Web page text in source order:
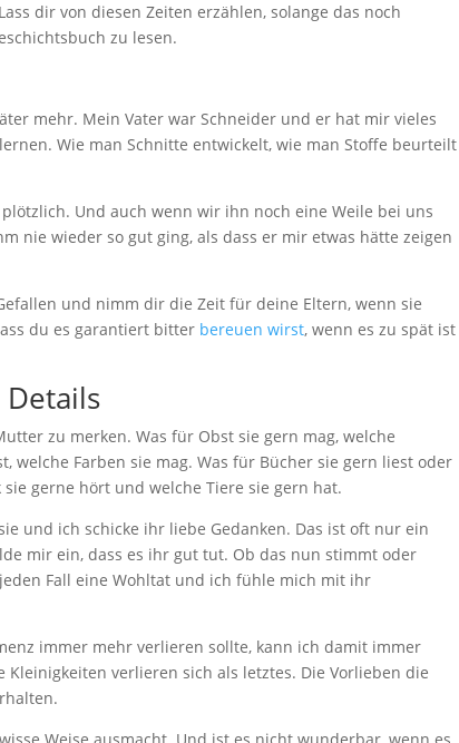
dir von diesen Zeiten erzählen, solange das noch
zu lesen.
mehr. Mein Vater war Schneider und er hat mir vieles
Wie man Schnitte entwickelt, wie man Stoffe beurteilt
Und auch wenn wir ihn noch eine Weile bei uns
nie wieder so gut ging, als dass er mir etwas hätte zeigen
und nimm dir die Zeit für deine Eltern, wenn sie
du es garantiert bitter bereuen wirst, wenn es zu spät ist
zu merken. Was für Obst sie gern mag, welche
welche Farben sie mag. Was für Bücher sie gern liest oder
gerne hört und welche Tiere sie gern hat.
und ich schicke ihr liebe Gedanken. Das ist oft nur ein
mir ein, dass es ihr gut tut. Ob das nun stimmt oder
Fall eine Wohltat und ich fühle mich mit ihr
immer mehr verlieren sollte, kann ich damit immer
verlieren sich als letztes. Die Vorlieben die